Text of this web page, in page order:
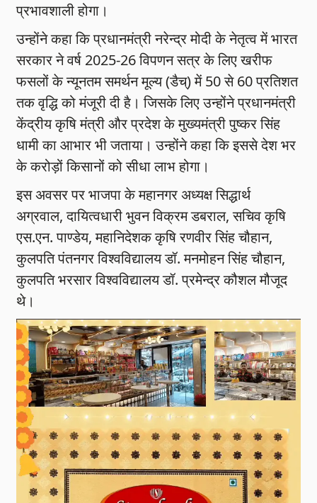
प्रभावशाली होगा।
उन्होंने कहा कि प्रधानमंत्री नरेन्द्र मोदी के नेतृत्व में भारत
सरकार ने वर्ष 2025-26 विपणन सत्र के लिए खरीफ
फसलों के न्यूनतम समर्थन मूल्य (डैच्) में 50 से 60 प्रतिशत
तक वृद्धि को मंजूरी दी है। जिसके लिए उन्होंने प्रधानमंत्री
केंद्रीय कृषि मंत्री और प्रदेश के मुख्यमंत्री पुष्कर सिंह
धामी का आभार भी जताया। उन्होंने कहा कि इससे देश भर
के करोड़ों किसानों को सीधा लाभ होगा।
इस अवसर पर भाजपा के महानगर अध्यक्ष सिद्धार्थ
अग्रवाल, दायित्वधारी भुवन विक्रम डबराल, सचिव कृषि
एस.एन. पाण्डेय, महानिदेशक कृषि रणवीर सिंह चौहान,
कुलपति पंतनगर विश्वविद्यालय डॉ. मनमोहन सिंह चौहान,
कुलपति भरसार विश्वविद्यालय डॉ. प्रमेन्द्र कौशल मौजूद
थे।